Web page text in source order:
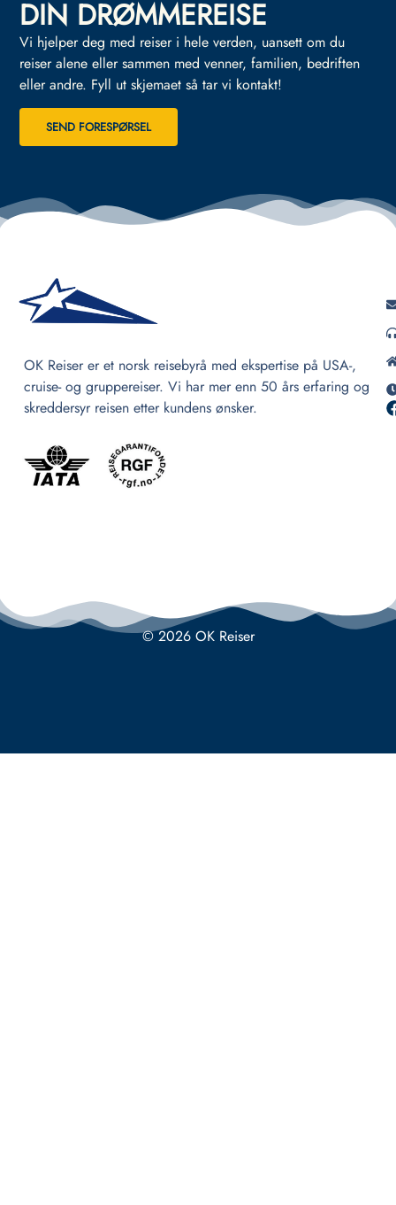
DIN DRØMMEREISE
Vi hjelper deg med reiser i hele verden, uansett om du
reiser alene eller sammen med venner, familien, bedriften
eller andre. Fyll ut skjemaet så tar vi kontakt!
SEND FORESPØRSEL
OK Reiser er et norsk reisebyrå med ekspertise på USA-,
cruise- og gruppereiser. Vi har mer enn 50 års erfaring og
skreddersyr reisen etter kundens ønsker.
© 2026 OK Reiser